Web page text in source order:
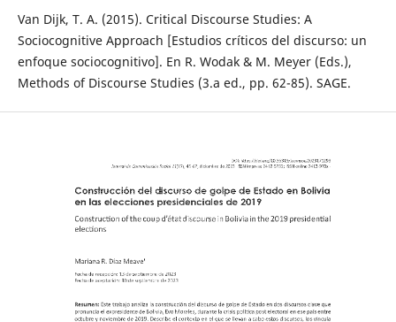
Van Dijk, T. A. (2015). Critical Discourse Studies: A
Sociocognitive Approach [Estudios críticos del discurso: un
enfoque sociocognitivo]. En R. Wodak & M. Meyer (Eds.),
Methods of Discourse Studies (3.a ed., pp. 62-85). SAGE.